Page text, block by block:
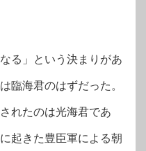
る」という決まりがあ
臨海君のはずだった。
れたのは光海君であ
起きた豊臣軍による朝